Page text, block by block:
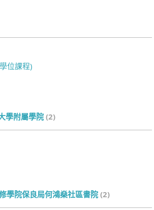
位課程)
學附屬學院(2)
學院保良局何鴻燊社區書院 (2)